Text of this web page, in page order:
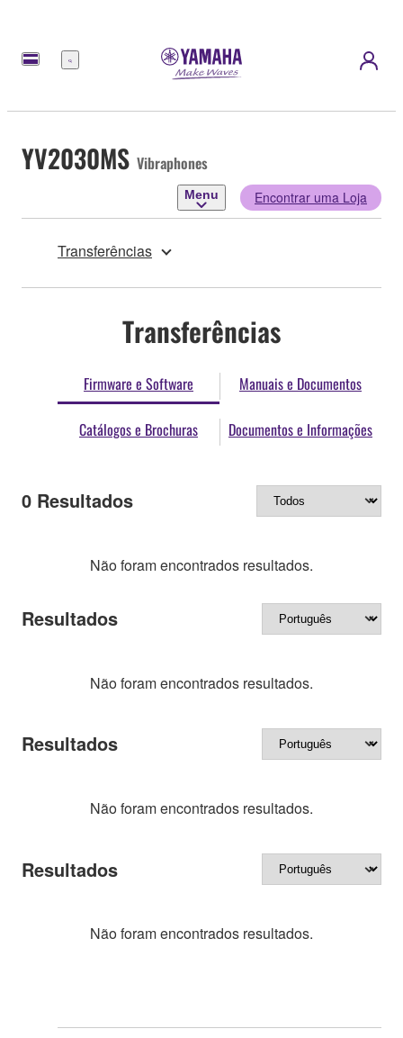
Menu
YV2030MS Vibraphones
Menu Encontrar uma Loja
Transferências
Transferências
Firmware e Software Manuais e Documentos
Catálogos e Brochuras Documentos e Informações
0 Resultados
Não foram encontrados resultados.
Resultados
Não foram encontrados resultados.
Resultados
Não foram encontrados resultados.
Resultados
Não foram encontrados resultados.